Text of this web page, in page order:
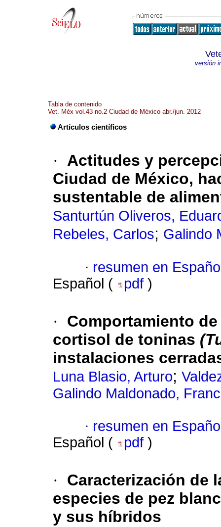
versión
Tabla de contenido
Vet. Méx vol.43 no.2 Ciudad de México abr./jun. 2012
Artículos científicos
·
Actitudes y
Ciudad de México,
sustentable de
Santurtún Oliveros,
Rebeles, Carlos; Galindo
· resumen en
Español (
pdf )
·
Comportamiento
cortisol de toninas
instalaciones
Luna Blasio, Arturo;
Galindo Maldonado,
· resumen en
Español (
pdf )
·
Caracterización de
especies de pez
y sus híbridos